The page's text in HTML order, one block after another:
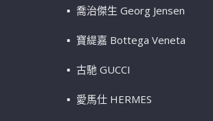
喬治傑生 Georg Jensen
寶緹嘉 Bottega Veneta
古馳 GUCCI
愛馬仕 HERMES